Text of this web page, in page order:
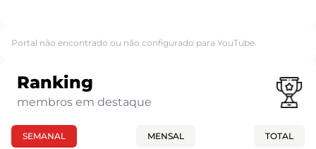
Portal não encontrado ou não configurado para YouTube.
Ranking
membros em destaque
SEMANAL MENSAL TOTAL